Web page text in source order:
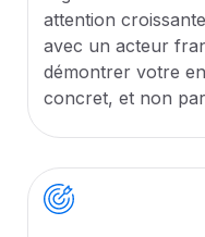
attention
avec un acteur
démontrer votre
concret, et non